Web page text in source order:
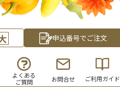
申込番号でご注文
よくある
ご質問
お問合せ ご利用ガイド